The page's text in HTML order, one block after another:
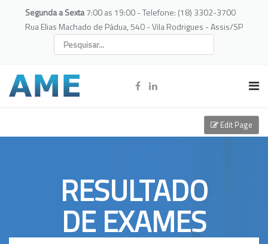
Segunda a Sexta7:00 as 19:00 - Telefone: (18) 3302-3700
Rua Elias Machado de Pádua, 540 - Vila Rodrigues - Assis/SP
RESULTADO
DE EXAMES
Edit Page